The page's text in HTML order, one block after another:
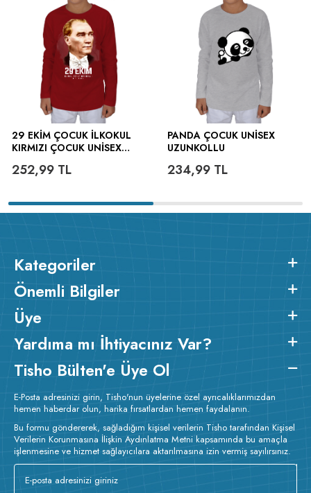
v233.25
29 EKİM ÇOCUK İLKOKUL
KIRMIZI ÇOCUK UNISEX
252,99 TL
PANDA ÇOCUK UNISEX
UZUNKOLLU
234,99TL
Kategoriler
Önemli Bilgiler
Üye
Yardıma mı İhtiyacınız Var?
Tisho Bülten'e Üye Ol
E-Posta adresinizi girin, Tisho'nun üyelerine özel ayrıcalıklarımızdan
hemen haberdar olun, harika fırsatlardan hemen faydalanın.
Bu formu göndererek, sağladığım kişisel verilerin Tisho tarafından Kişisel
Verilerin Korunmasına İlişkin Aydınlatma Metni kapsamında bu amaçla
işlenmesine ve hizmet sağlayıcılara aktarılmasına izin vermiş sayılırsınız.